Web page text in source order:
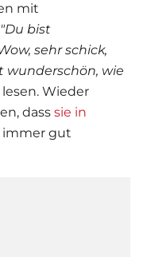
mit
"Du bist
sehr schick,
wunderschön, wie
Wieder
dass sie in
immer gut